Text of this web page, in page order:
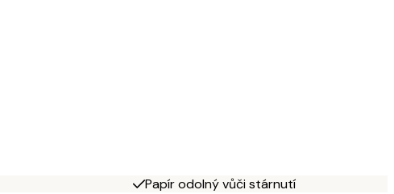
Papír odolný vůči stárnutí